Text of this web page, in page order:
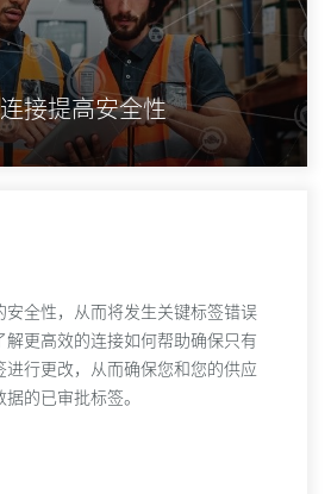
接提高安全性
安全性，从而将发生关键标签错误
解更高效的连接如何帮助确保只有
行更改，从而确保您和您的供应
的已审批标签。